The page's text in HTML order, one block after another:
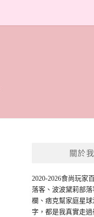
關於
2020-2026食尚玩家
落客、波波黛莉部
欄、痞克幫家庭星
字，都是我真實走